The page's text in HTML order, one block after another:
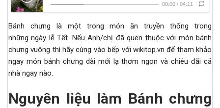
00:00 / 04:11
Bánh chưng là một trong món ăn truyền thống trong
những ngày lễ Tết. Nếu Anh/chị đã quen thuộc với món bánh
chưng vuông thì hãy cùng vào bếp với wikitop.vn để tham khảo
ngay món bánh chưng dài mới lạ thơm ngon và chiêu đãi cả
nhà ngay nào.
Nguyên liệu làm Bánh chưng